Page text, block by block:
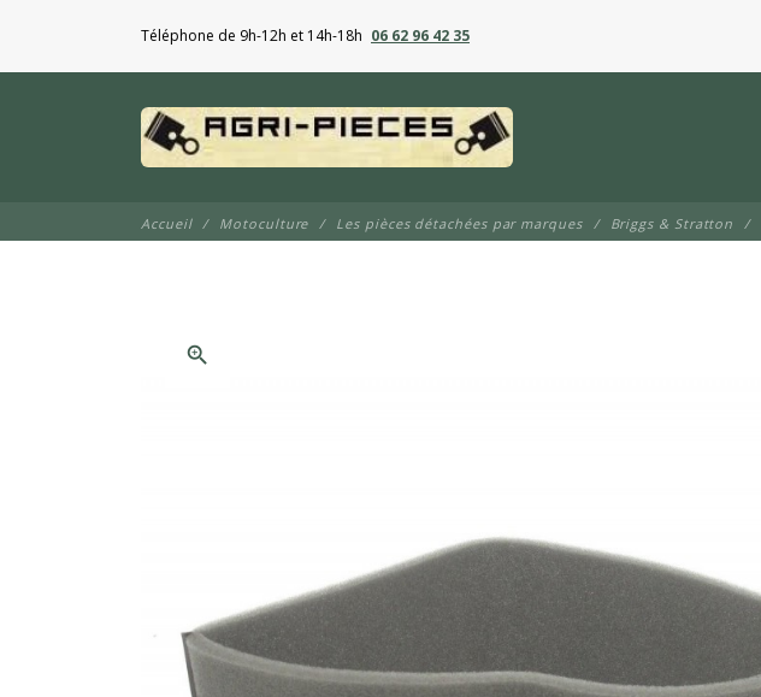
Téléphone de 9h-12h et 14h-18h 06 62 96 42 35
Accueil Motoculture Les pièces détachées par marques Briggs & Stratton
zoom_in